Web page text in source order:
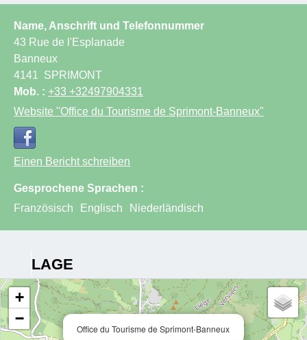
Name, Anschrift und Telefonnummer
43 Rue de l'Esplanade
Banneux
4141
SPRIMONT
Mob. : +33 +32497904331
Website "Office du Tourisme de Sprimont-Banneux"
Einen Bericht schreiben
Gesprochene Sprachen :
Französisch
Englisch Niederländisch
LAGE
Office du Tourisme de Sprimont-Banneux
+
−